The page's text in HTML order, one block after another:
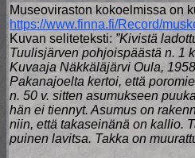
Museoviraston kokoelmissa on
https://www.finna.fi/Record/
Kuvan seliteteksti: ”Kivistä
Tuulisjärven pohjoispäästä n. 1
Kuvaaja Näkkäläjärvi Oula,
Pakanajoelta kertoi, että
n. 50 v. sitten asumukseen
hän ei tiennyt. Asumus on
niin, että takaseinänä on kallio.
puinen lavitsa. Takka on